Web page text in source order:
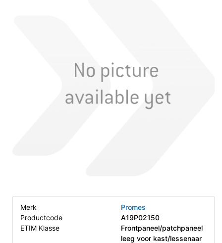
Merk
Promes
Productcode
A19P02150
ETIM Klasse
Frontpaneel/patchpaneel
leeg voor kast/lessenaar